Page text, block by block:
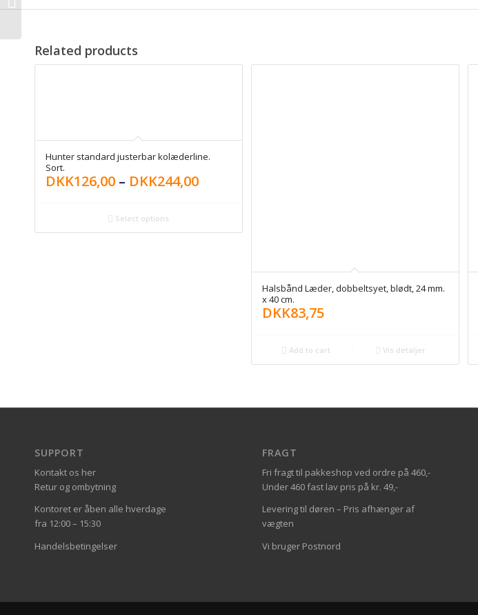
Related products
Hunter standard justerbar kolæderline.
Sort.
DKK126,00 – DKK244,00
Select options
Halsbånd Læder, dobbeltsyet, blødt, 24 mm.
x 40 cm.
DKK83,75
Add to cart Vis detaljer
SUPPORT
Kontakt os her
Retur og ombytning
Kontoret er åben alle hverdage
fra 12:00 – 15:30
Handelsbetingelser
FRAGT
Fri fragt til pakkeshop ved ordre på 460,-
Under 460 fast lav pris på kr. 49,-
Levering til døren – Pris afhænger af
vægten
Vi bruger Postnord